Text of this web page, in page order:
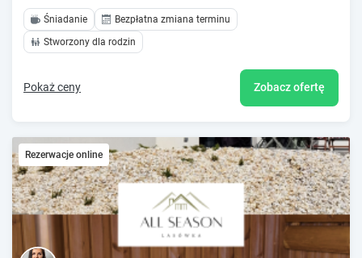
Śniadanie
Bezpłatna zmiana terminu
Stworzony dla rodzin
Pokaż ceny Zobacz ofertę
Rezerwacje online